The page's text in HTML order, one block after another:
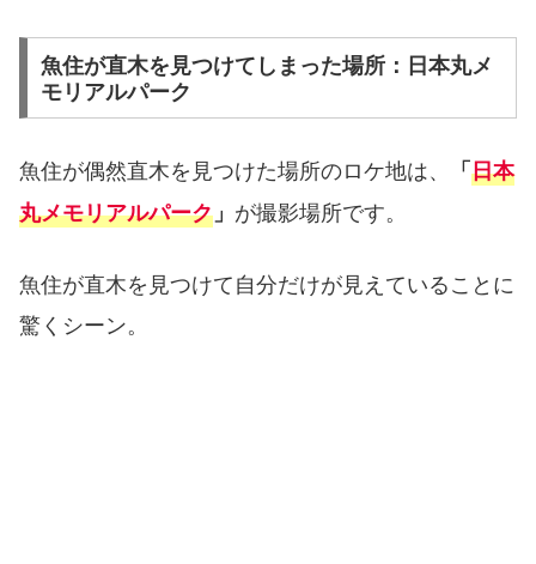
魚住が直木を見つけてしまった場所：日本丸メ
モリアルパーク
魚住が偶然直木を見つけた場所のロケ地は、 「日本
丸メモリアルパーク 」 が撮影場所です。
魚住が直木を見つけて自分だけが見えていることに
驚くシーン。